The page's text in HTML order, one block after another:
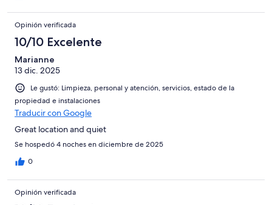
Opinión verificada
10/10 Excelente
Marianne
13 dic. 2025
Le gustó: Limpieza, personal y atención, servicios, estado de la
propiedad e instalaciones
Traducir con Google
Great location and quiet
Se hospedó 4 noches en diciembre de 2025
0
Opinión verificada